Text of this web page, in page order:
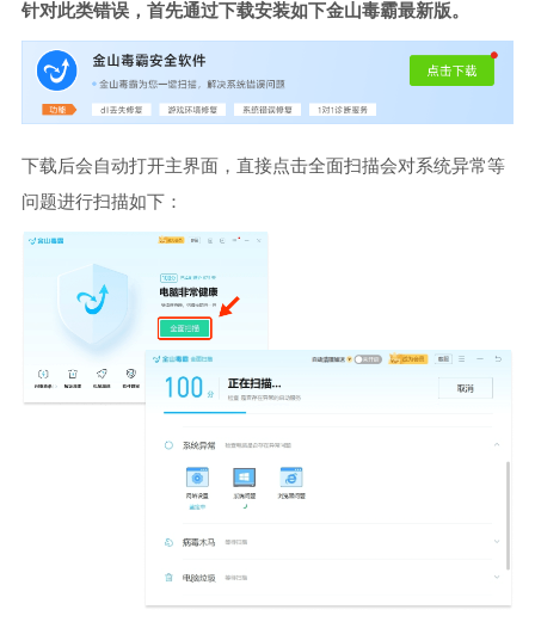
针对此类错误，首先通过下载安装如下金山毒霸最新版。
下载后会自动打开主界面，直接点击全面扫描会对系统异常等
问题进行扫描如下：